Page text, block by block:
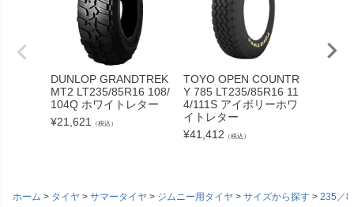
DUNLOP GRANDTREK
MT2 LT235/85R16 108/
104Q ホワイトレター
¥21,621 （税込）
TOYO OPEN COUNTR
Y 785 LT235/85R16 11
4/111S アイボリーホワ
イトレター
¥41,412 （税込）
ホーム タイヤ サマータイヤ ジムニー用タイヤ サイズから探す
235／